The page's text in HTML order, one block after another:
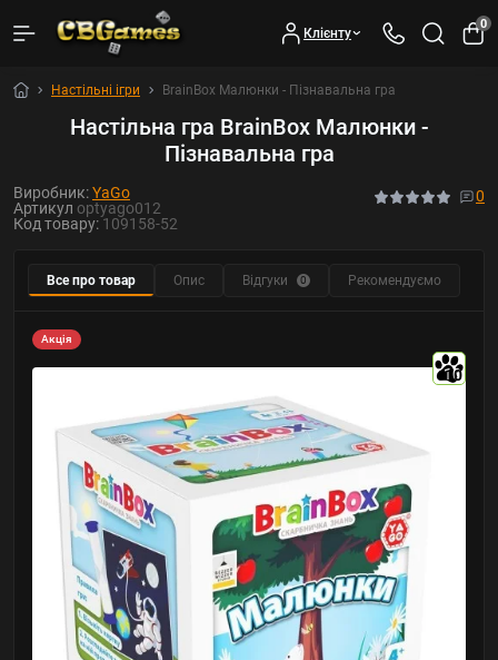
Клієнту
0
Настільні ігри BrainBox Малюнки - Пізнавальна гра
Настільна гра BrainBox Малюнки -
Пізнавальна гра
Виробник:YaGo
Артикул optyago012
Код товару: 109158-52
0
Все про товар Опис Відгуки 0 Рекомендуємо
Акція
10